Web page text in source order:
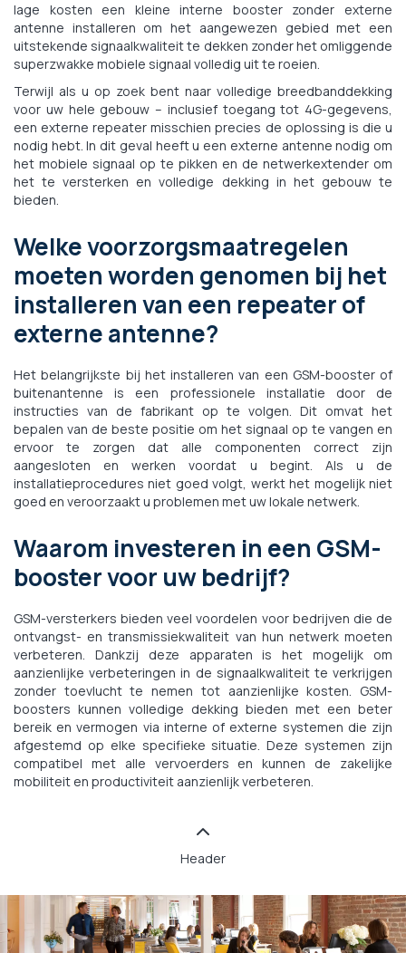
lage kosten een kleine interne booster zonder externe
antenne installeren om het aangewezen gebied met een
uitstekende signaalkwaliteit te dekken zonder het omliggende
superzwakke mobiele signaal volledig uit te roeien.
Terwijl als u op zoek bent naar volledige breedbanddekking
voor uw hele gebouw – inclusief toegang tot 4G-gegevens,
een externe repeater misschien precies de oplossing is die u
nodig hebt. In dit geval heeft u een externe antenne nodig om
het mobiele signaal op te pikken en de netwerkextender om
het te versterken en volledige dekking in het gebouw te
bieden.
Welke voorzorgsmaatregelen
moeten worden genomen bij het
installeren van een repeater of
externe antenne?
Het belangrijkste bij het installeren van een GSM-booster of
buitenantenne is een professionele installatie door de
instructies van de fabrikant op te volgen. Dit omvat het
bepalen van de beste positie om het signaal op te vangen en
ervoor te zorgen dat alle componenten correct zijn
aangesloten en werken voordat u begint. Als u de
installatieprocedures niet goed volgt, werkt het mogelijk niet
goed en veroorzaakt u problemen met uw lokale netwerk.
Waarom investeren in een GSM-
booster voor uw bedrijf?
GSM-versterkers bieden veel voordelen voor bedrijven die de
ontvangst- en transmissiekwaliteit van hun netwerk moeten
verbeteren. Dankzij deze apparaten is het mogelijk om
aanzienlijke verbeteringen in de signaalkwaliteit te verkrijgen
zonder toevlucht te nemen tot aanzienlijke kosten. GSM-
boosters kunnen volledige dekking bieden met een beter
bereik en vermogen via interne of externe systemen die zijn
afgestemd op elke specifieke situatie. Deze systemen zijn
compatibel met alle vervoerders en kunnen de zakelijke
mobiliteit en productiviteit aanzienlijk verbeteren.
Header